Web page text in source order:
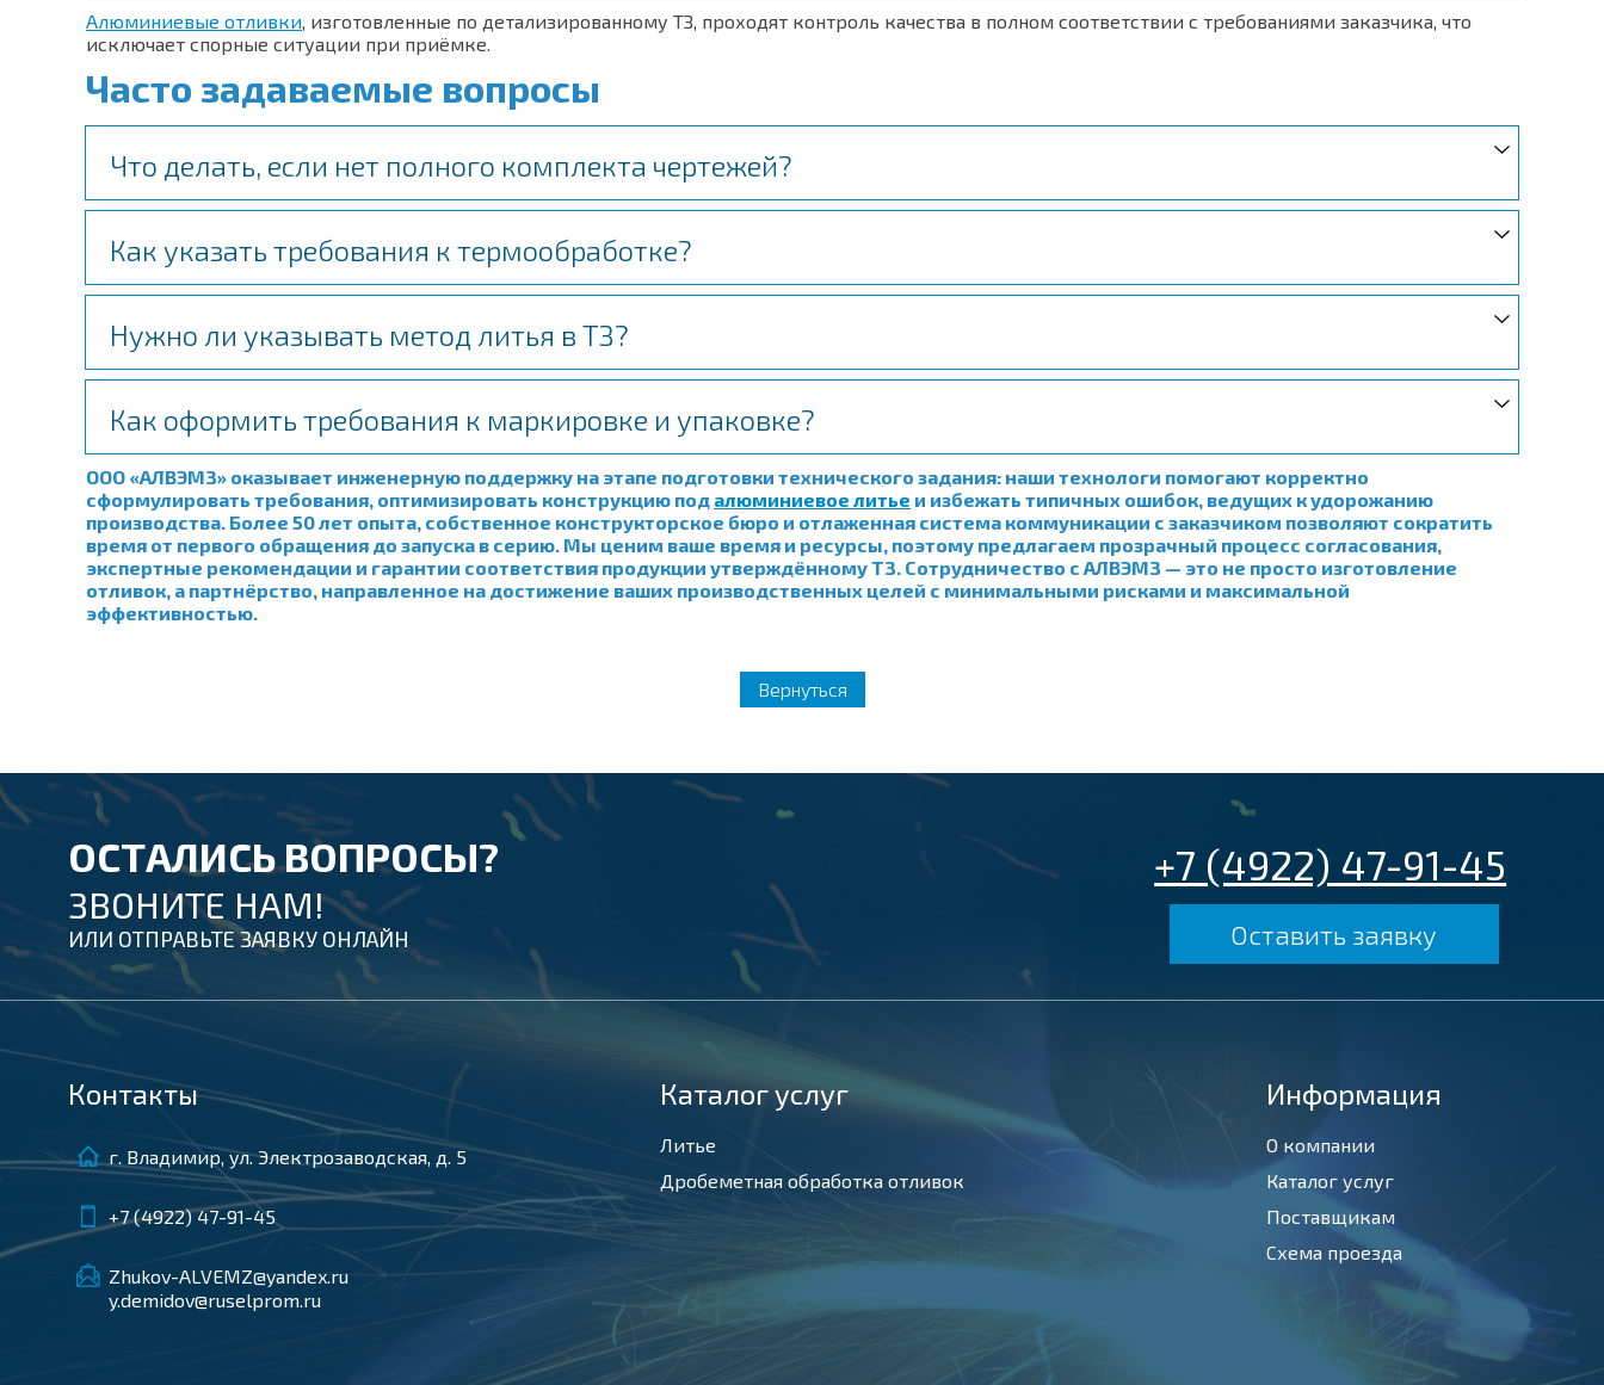
Алюминиевые отливки , изготовленные по детализированному ТЗ, проходят контроль качества в полном соответствии с требованиями заказчика, что
исключает спорные ситуации при приёмке.
Часто задаваемые вопросы
Что делать, если нет полного комплекта чертежей?
Как указать требования к термообработке?
Нужно ли указывать метод литья в ТЗ?
Как оформить требования к маркировке и упаковке?
ООО «АЛВЭМЗ» оказывает инженерную поддержку на этапе подготовки технического задания: наши технологи помогают корректно
сформулировать требования, оптимизировать конструкцию под алюминиевое литье и избежать типичных ошибок, ведущих к удорожанию
производства. Более 50 лет опыта, собственное конструкторское бюро и отлаженная система коммуникации с заказчиком позволяют сократить
время от первого обращения до запуска в серию. Мы ценим ваше время и ресурсы, поэтому предлагаем прозрачный процесс согласования,
экспертные рекомендации и гарантии соответствия продукции утверждённому ТЗ. Сотрудничество с АЛВЭМЗ — это не просто изготовление
отливок, а партнёрство, направленное на достижение ваших производственных целей с минимальными рисками и максимальной
эффективностью.
Вернуться
ОСТАЛИСЬ ВОПРОСЫ?
ЗВОНИТЕ НАМ!
ИЛИ ОТПРАВЬТЕ ЗАЯВКУ ОНЛАЙН
+7 (4922) 47-91-45
Оставить заявку
Контакты
г. Владимир, ул. Электрозаводская, д. 5
+7 (4922) 47-91-45
Zhukov-ALVEMZ@yandex.ru
y.demidov@ruselprom.ru
Каталог услуг
Литье
Дробеметная обработка отливок
Информация
О компании
Каталог услуг
Поставщикам
Схема проезда